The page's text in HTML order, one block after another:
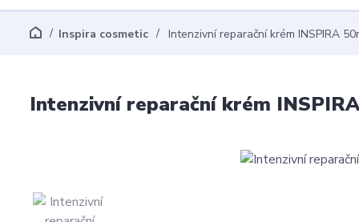
Inspira cosmetic Intenzivní reparační krém INSPIRA
Intenzivní reparační krém